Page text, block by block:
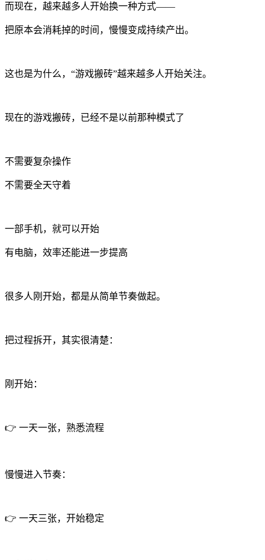
而现在，越来越多人开始换一种方式——
把原本会消耗掉的时间，慢慢变成持续产出。
这也是为什么，“游戏搬砖”越来越多人开始关注。
现在的游戏搬砖，已经不是以前那种模式了
不需要复杂操作
不需要全天守着
一部手机，就可以开始
有电脑，效率还能进一步提高
很多人刚开始，都是从简单节奏做起。
把过程拆开，其实很清楚：
刚开始：
👉 一天一张，熟悉流程
慢慢进入节奏：
👉 一天三张，开始稳定